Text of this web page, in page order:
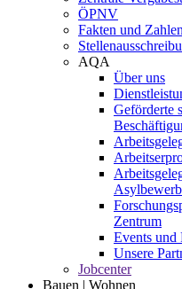
ÖPNV
Fakten und Zahlen
AQA
Über uns
Geförderte
Zentrum
Events und
Unsere
Jobcenter
Bauen | Wohnen